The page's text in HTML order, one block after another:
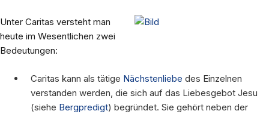
Unter Caritas versteht man
heute im Wesentlichen zwei
Bedeutungen:
Caritas kann als tätige Nächstenliebe des Einzelnen
verstanden werden, die sich auf das Liebesgebot Jesu
(siehe Bergpredigt) begründet. Sie gehört neben der